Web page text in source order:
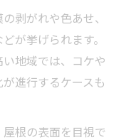
施工で得られる
まとめて抑え
剥がれや色あせ、
が挙げられます。
地域では、コケや
進行するケースも
根の表面を目視で